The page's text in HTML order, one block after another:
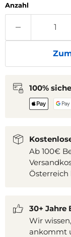
Anzahl
100%
Ab 100€
Österreich
30+ Jahre
Wir
ankommt